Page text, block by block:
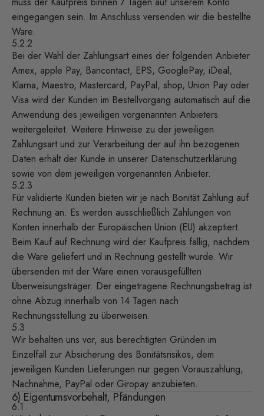
eingegangen sein. Im Anschluss versenden wir die bestellte
Ware.
5.2.2
Bei der Wahl der Zahlungsart eines der folgenden Anbieter
Amex, apple Pay, Bancontact, EPS, GooglePay, iDeal,
Klarna, Maestro, Mastercard, PayPal, shop, Union Pay oder
Visa wird der Kunden im Bestellvorgang automatisch auf die
Anwendung des jeweiligen vorgenannten Anbieters
weitergeleitet. Weitere Hinweise zu der jeweiligen
Zahlungsart und zur Verarbeitung der auf ihn bezogenen
Daten erhält der Kunde in unserer Datenschutzerklärung
sowie von dem jeweiligen vorgenannten Anbieter.
5.2.3
Für validierte Kunden bieten wir je nach Bonität Zahlung auf
Rechnung an. Es werden ausschließlich Zahlungen von
Konten innerhalb der Europäischen Union (EU) akzeptiert.
Beim Kauf auf Rechnung wird der Kaufpreis fällig, nachdem
die Ware geliefert und in Rechnung gestellt wurde. Wir
übersenden mit der Ware einen vorausgefüllten
Überweisungsträger. Der eingetragene Rechnungsbetrag ist
ohne Abzug innerhalb von 14 Tagen nach
Rechnungsstellung zu überweisen.
5.3
Wir behalten uns vor, aus berechtigten Gründen im
Einzelfall zur Absicherung des Bonitätsrisikos, dem
jeweiligen Kunden Lieferungen nur gegen Vorauszahlung,
Nachnahme, PayPal oder Giropay anzubieten.
6) Eigentumsvorbehalt, Pfändungen
6.1